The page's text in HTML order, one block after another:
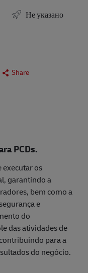
Не указано
Share
PCDs.
executar os
garantindo a
bem como a
e
do
das atividades de
para a
do negócio.